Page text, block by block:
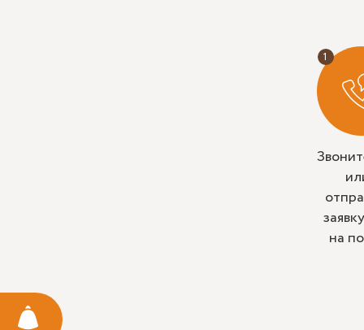
на